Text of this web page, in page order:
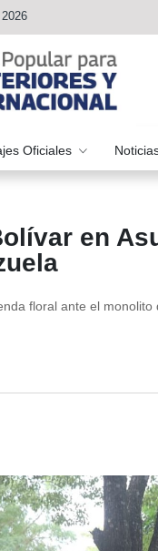
Oficiales
en
floral ante el